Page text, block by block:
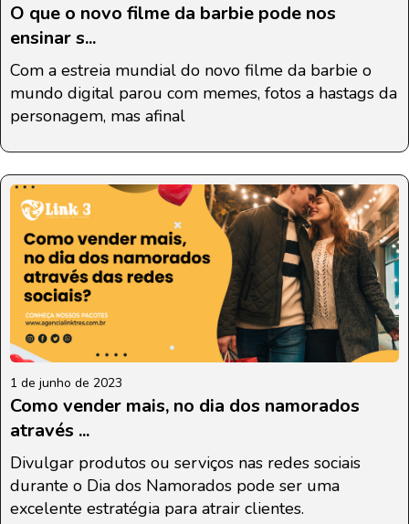
O que o novo filme da barbie pode nos
ensinar s...
Com a estreia mundial do novo filme da barbie o
mundo digital parou com memes, fotos a hastags da
personagem, mas afinal
1 de junho de 2023
Como vender mais, no dia dos namorados
através ...
Divulgar produtos ou serviços nas redes sociais
durante o Dia dos Namorados pode ser uma
excelente estratégia para atrair clientes.